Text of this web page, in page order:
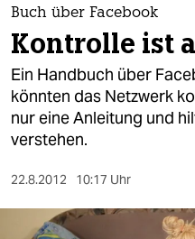
themen
politik
öko
gesellschaft
kultur
sport
Buch über Facebook
Kontrolle ist
Ein Handbuch über
könnten das Netzwerk
nur eine Anleitung und
verstehen.
22.8.2012 10:17 Uhr